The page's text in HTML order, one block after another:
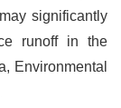
significantly
runoff in the
Environmental